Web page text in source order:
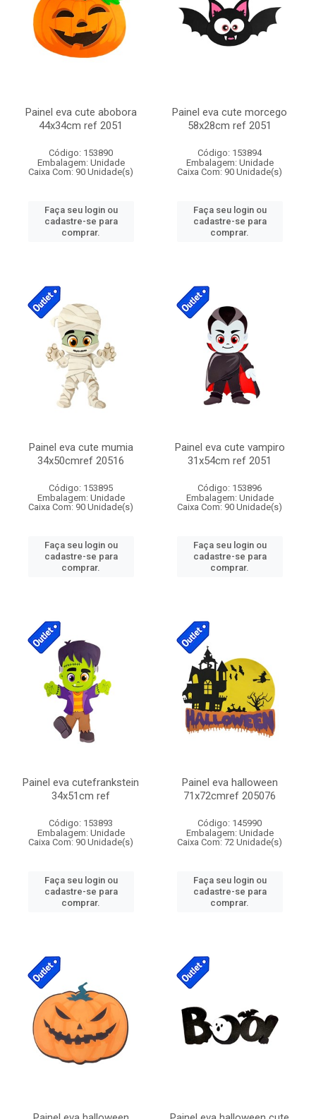
Painel eva cute abobora
44x34cm ref 2051
Código: 153890
Embalagem: Unidade
Caixa Com: 90 Unidade(s)
Faça seu login ou
cadastre-se para
comprar.
Painel eva cute morcego
58x28cm ref 2051
Código: 153894
Embalagem: Unidade
Caixa Com: 90 Unidade(s)
Faça seu login ou
cadastre-se para
comprar.
Painel eva cute mumia
34x50cmref 20516
Código: 153895
Embalagem: Unidade
Caixa Com: 90 Unidade(s)
Faça seu login ou
cadastre-se para
comprar.
Painel eva cute vampiro
31x54cm ref 2051
Código: 153896
Embalagem: Unidade
Caixa Com: 90 Unidade(s)
Faça seu login ou
cadastre-se para
comprar.
Painel eva cutefrankstein
34x51cm ref
Código: 153893
Embalagem: Unidade
Caixa Com: 90 Unidade(s)
Faça seu login ou
cadastre-se para
comprar.
Painel eva halloween
71x72cmref 205076
Código: 145990
Embalagem: Unidade
Caixa Com: 72 Unidade(s)
Faça seu login ou
cadastre-se para
comprar.